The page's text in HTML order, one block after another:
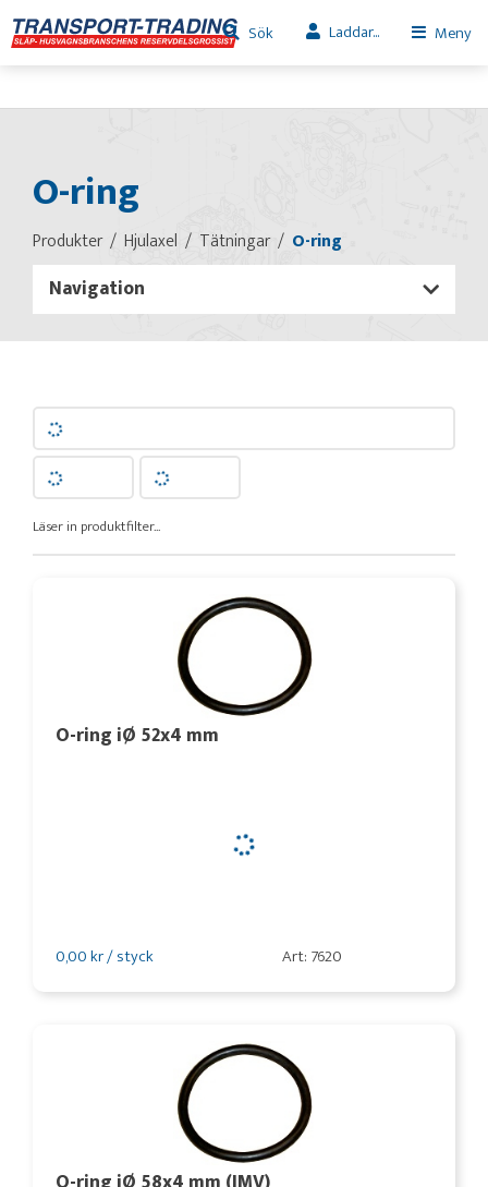
Sök Laddar... Meny
O-ring
Produkter Hjulaxel Tätningar O-ring
Navigation
Läser in produktfilter...
O-ring iØ 52x4 mm
0,00 kr / styck Art: 7620